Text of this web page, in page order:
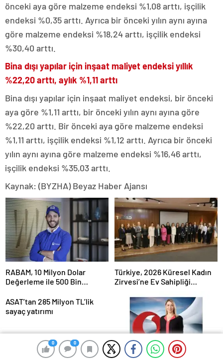
0 0
0 0
önceki aya göre malzeme endeksi %1,08 arttı, işçilik
endeksi %0,35 arttı. Ayrıca bir önceki yılın aynı ayına
göre malzeme endeksi %18,24 arttı, işçilik endeksi
%30,40 arttı.
Bina dışı yapılar için inşaat maliyet endeksi yıllık
%22,20 arttı, aylık %1,11 arttı
Bina dışı yapılar için inşaat maliyet endeksi, bir önceki
aya göre %1,11 arttı, bir önceki yılın aynı ayına göre
%22,20 arttı. Bir önceki aya göre malzeme endeksi
%1,11 arttı, işçilik endeksi %1,12 arttı. Ayrıca bir önceki
yılın aynı ayına göre malzeme endeksi %16,46 arttı,
işçilik endeksi %35,03 arttı.
Kaynak: (BYZHA) Beyaz Haber Ajansı
RABAM, 10 Milyon Dolar
Değerleme ile 500 Bin
Türkiye, 2026 Küresel Kadın
Zirvesi’ne Ev Sahipliği
ASAT’tan 285 Milyon TL’lik
sayaç yatırımı